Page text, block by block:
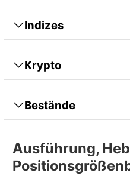
Indizes
Krypto
Bestände
Ausführung,